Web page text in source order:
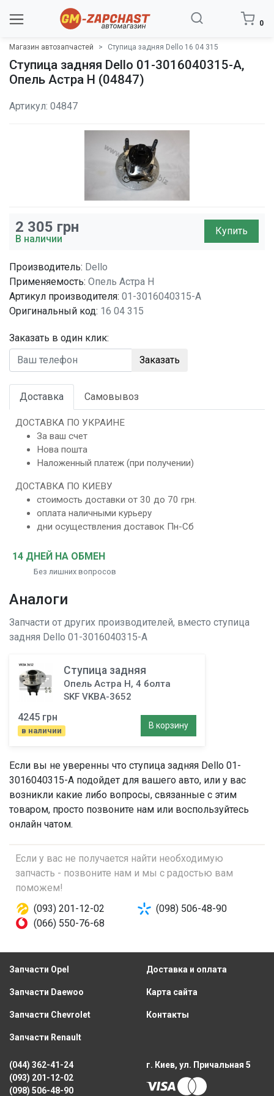
0
Магазин автозапчастей Ступица задняя Dello 16 04 315
Ступица задняя Dello 01-3016040315-A,
Опель Астра H (04847)
Артикул: 04847
2 305 грн
В наличии
Купить
Производитель: Dello
Применяемость: Опель Астра H
Артикул производителя: 01-3016040315-A
Оригинальный код: 16 04 315
Заказать в один клик:
Заказать
Доставка Самовывоз
ДОСТАВКА ПО УКРАИНЕ
За ваш счет
Нова пошта
Наложенный платеж (при получении)
ДОСТАВКА ПО КИЕВУ
стоимость доставки от 30 до 70 грн.
оплата наличными курьеру
дни осуществления доставок Пн-Сб
14 ДНЕЙ НА ОБМЕН
Без лишних вопросов
Аналоги
Запчасти от других производителей, вместо ступица
задняя Dello 01-3016040315-A
Ступица задняя
Опель Астра H, 4 болта
SKF VKBA-3652
4245 грн
в наличии
В корзину
Если вы не уверенны что ступица задняя Dello 01-
3016040315-A подойдет для вашего авто, или у вас
возникли какие либо вопросы, связанные с этим
товаром, просто позвоните нам или воспользуйтесь
онлайн чатом.
Если у вас не получается найти необходимую
запчасть - позвоните нам и мы с радостью вам
поможем!
(093) 201-12-02
(098) 506-48-90
(066) 550-76-68
Запчасти Opel
Запчасти Daewoo
Запчасти Chevrolet
Запчасти Renault
Доставка и оплата
Карта сайта
Контакты
(044) 362-41-24
(093) 201-12-02
(098) 506-48-90
г. Киев, ул. Причальная 5